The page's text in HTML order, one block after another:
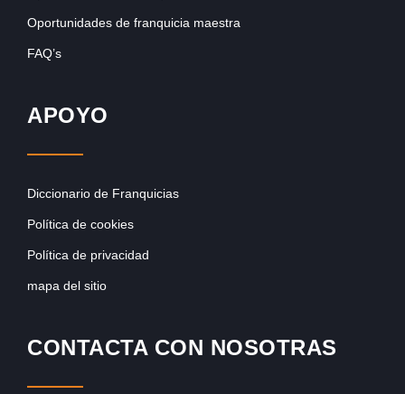
Oportunidades de franquicia maestra
FAQ’s
APOYO
Diccionario de Franquicias
Política de cookies
Política de privacidad
mapa del sitio
CONTACTA CON NOSOTRAS